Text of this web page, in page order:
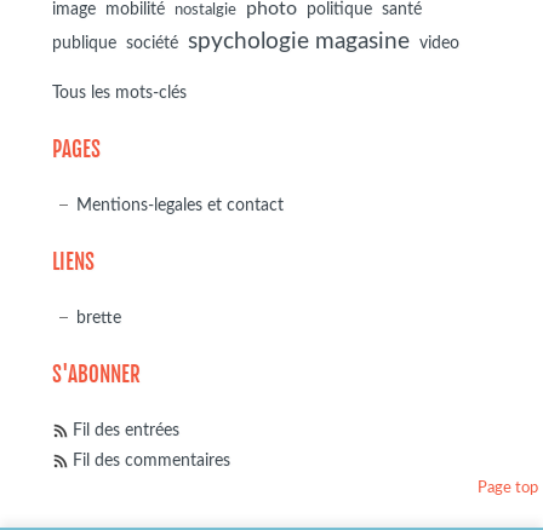
image mobilité nostalgie photo politique
santé
publique
société spychologie magasine video
Tous les mots-clés
PAGES
Mentions-legales et contact
LIENS
brette
S'ABONNER
Fil des entrées
Fil des commentaires
Page top